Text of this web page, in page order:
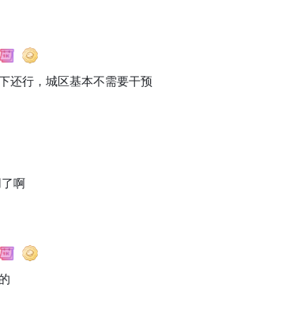
还行，城区基本不需要干预
啊